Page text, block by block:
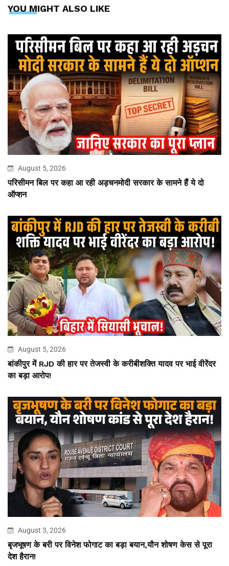
YOU MIGHT ALSO LIKE
August 5, 2026
परिसीमन बिल पर कहा आ रही अड़चनमोदी सरकार के सामने हैं ये दो
ऑप्शन
August 5, 2026
बांकीपुर में RJD की हार पर तेजस्वी के करीबीशक्ति यादव पर भाई वीरेंदर
का बड़ा आरोप!
August 3, 2026
बृजभूषण के बरी पर विनेश फोगाट का बड़ा बयान,यौन शोषण केस से पूरा
देश हैरान!